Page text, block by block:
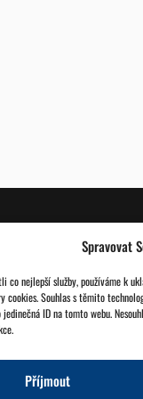
Spravovat
co nejlepší služby, používáme k
cookies. Souhlas s těmito
jedinečná ID na tomto webu.
Příjmout
O nás
Jednoty ČSOL